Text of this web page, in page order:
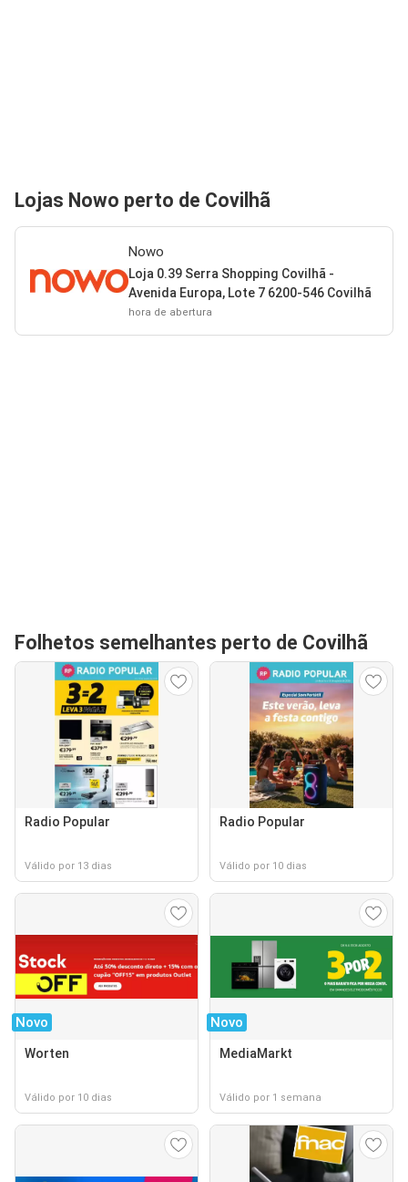
Lojas Nowo perto de Covilhã
Nowo
Loja 0.39 Serra Shopping Covilhã -
Avenida Europa, Lote 7 6200-546 Covilhã
hora de abertura
Folhetos semelhantes perto de Covilhã
Radio Popular
Válido por 13 dias
Radio Popular
Válido por 10 dias
Novo
Worten
Válido por 10 dias
Novo
MediaMarkt
Válido por 1 semana